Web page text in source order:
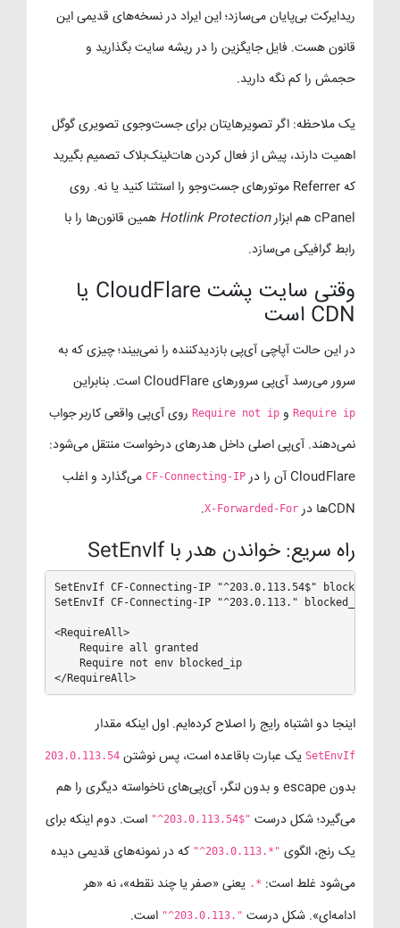
ریدایرکت بی‌پایان می‌سازد؛ این ایراد در نسخه‌های قدیمی این
قانون هست. فایل جایگزین را در ریشه سایت بگذارید و
حجمش را کم نگه دارید.
یک ملاحظه: اگر تصویرهایتان برای جست‌وجوی تصویری گوگل
اهمیت دارند، پیش از فعال کردن هات‌لینک‌بلاک تصمیم بگیرید
که Referrer موتورهای جست‌وجو را استثنا کنید یا نه. روی
cPanel هم ابزار
Hotlink Protection همین قانون‌ها را با
رابط گرافیکی می‌سازد.
وقتی سایت پشت CloudFlare یا
CDN است
در این حالت آپاچی آی‌پی بازدیدکننده را نمی‌بیند؛ چیزی که به
سرور می‌رسد آی‌پی سرورهای CloudFlare است. بنابراین
Require ip و Require not ip روی آی‌پی واقعی کاربر جواب
نمی‌دهند. آی‌پی اصلی داخل هدرهای درخواست منتقل می‌شود:
CloudFlare آن را در
CF-Connecting-IP می‌گذارد و اغلب
CDNها در
X-Forwarded-For
.
راه سریع: خواندن هدر با SetEnvIf
SetEnvIf CF-Connecting-IP "^203.0.113.54$" blocked_ip
SetEnvIf CF-Connecting-IP "^203.0.113." blocked_ip
<RequireAll>
    Require all granted
    Require not env blocked_ip
</RequireAll>
اینجا دو اشتباه رایج را اصلاح کرده‌ایم. اول اینکه مقدار
SetEnvIf یک عبارت باقاعده است، پس نوشتن 203.0.113.54
بدون escape و بدون لنگر، آی‌پی‌های ناخواسته دیگری را هم
می‌گیرد؛ شکل درست "^203.0.113.54$" است. دوم اینکه برای
یک رنج، الگوی "^203.0.113.*" که در نمونه‌های قدیمی دیده
می‌شود غلط است: .* یعنی «صفر یا چند نقطه»، نه «هر
ادامه‌ای». شکل درست "^203.0.113." است.